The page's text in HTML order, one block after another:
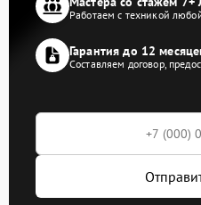
Работаем с техникой
Гарантия до 12
Составляем договор,